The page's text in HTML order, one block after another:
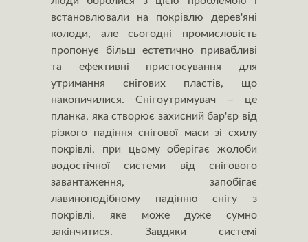
встановлювали на покрівлю дерев'яні
колоди, але сьогодні промисловість
пропонує більш естетично привабливі
та ефективні пристосування для
утримання снігових пластів, що
накопичилися. Снігоутримувач – це
планка, яка створює захисний бар'єр від
різкого падіння снігової маси зі схилу
покрівлі, при цьому оберігає жолоби
водостічної системи від снігового
завантаження, запобігає
лавиноподібному падінню снігу з
покрівлі, яке може дуже сумно
закінчитися. Завдяки системі